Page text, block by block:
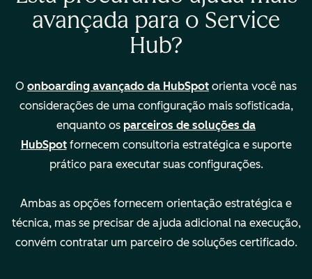
—
Desenvolver
manuais de
suporte
—
personalizados
avançada para o Service
Hub?
O onboarding avançado da HubSpot orienta você nas
considerações de uma configuração mais sofisticada,
enquanto os parceiros de soluções da
HubSpot fornecem consultoria estratégica e suporte
prático para executar suas configurações.
Ambas as opções fornecem orientação estratégica e
técnica, mas se precisar de ajuda adicional na execução,
convém contratar um parceiro de soluções certificado.